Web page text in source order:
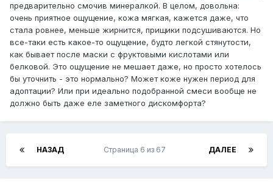
предварительно смочив минералкой. В целом, довольна:
очень приятное ощущение, кожа мягкая, кажется даже, что
стала ровнее, меньше жирнится, прищики подсушиваются. Но
все-таки есть какое-то ощущение, будто легкой стянутости,
как бывает после маски с фруктовыми кислотами или
белковой. Это ощущение не мешает даже, но просто хотелось
бы уточнить - это нормально? Может коже нужен период для
адоптации? Или при идеально подобранной смеси вообще не
должно быть даже еле заметного дискомфорта?
НАЗАД ДАЛЕЕ
Страница 6 из 67